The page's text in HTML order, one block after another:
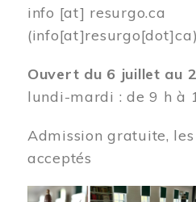
info [at] resurgo.ca
(info[at]resurgo[dot]ca)
Ouvert du 6 juillet au
lundi-mardi : de 9 h à
Admission gratuite, les
acceptés
Image